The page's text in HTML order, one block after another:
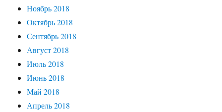
Ноябрь 2018
Октябрь 2018
Сентябрь 2018
Август 2018
Июль 2018
Июнь 2018
Май 2018
Апрель 2018